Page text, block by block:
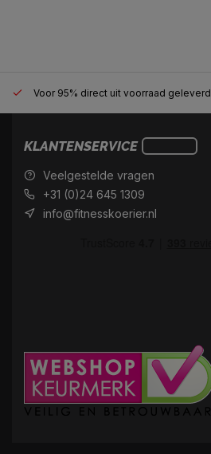
Voor 95% direct uit voorraad geleverd
KLANTENSERVICE
Veelgestelde vragen
+31 (0)24 645 1309
info@fitnesskoerier.nl